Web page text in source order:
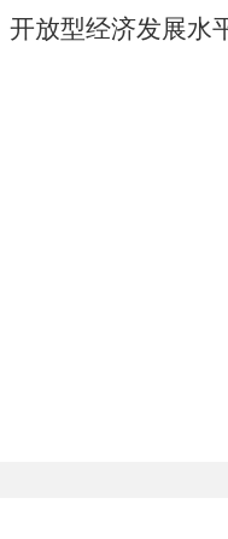
开放型经济发展水